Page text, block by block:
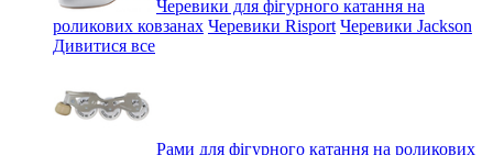
Черевики для фігурного катання на
роликових ковзанах Черевики Risport Черевики Jackson
Дивитися все
Рами для фігурного катання на роликових